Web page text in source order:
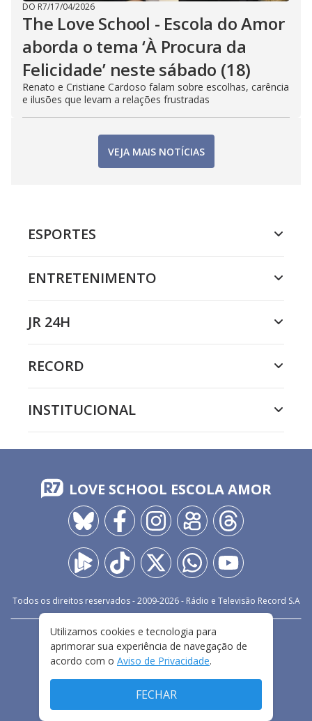
DO R7/17/04/2026
The Love School - Escola do Amor
aborda o tema ‘À Procura da
Felicidade’ neste sábado (18)
Renato e Cristiane Cardoso falam sobre escolhas, carência
e ilusões que levam a relações frustradas
VEJA MAIS NOTÍCIAS
ESPORTES
ENTRETENIMENTO
JR 24H
RECORD
INSTITUCIONAL
LOVE SCHOOL ESCOLA AMOR
Todos os direitos reservados - 2009-2026- Rádio e Televisão Record S.A
FALE CONOSCO
PRIVACIDADE
TERMOS E CONDIÇÕES DE USO
Utilizamos cookies e tecnologia para
aprimorar sua experiência de navegação de
acordo com o Aviso de Privacidade.
FECHAR